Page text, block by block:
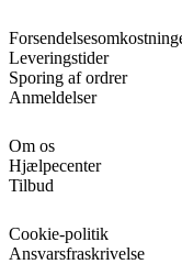
Leveringstider
Sporing af ordrer
Anmeldelser
Om os
Hjælpecenter
Tilbud
Cookie-politik
Ansvarsfraskrivelse